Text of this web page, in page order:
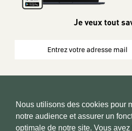
Nous utilisons des cookies pour
notre audience et assurer un
optimale de notre site. Vous avez
Je veux tout
Copyright 2026 © www.hadeen-place.fr